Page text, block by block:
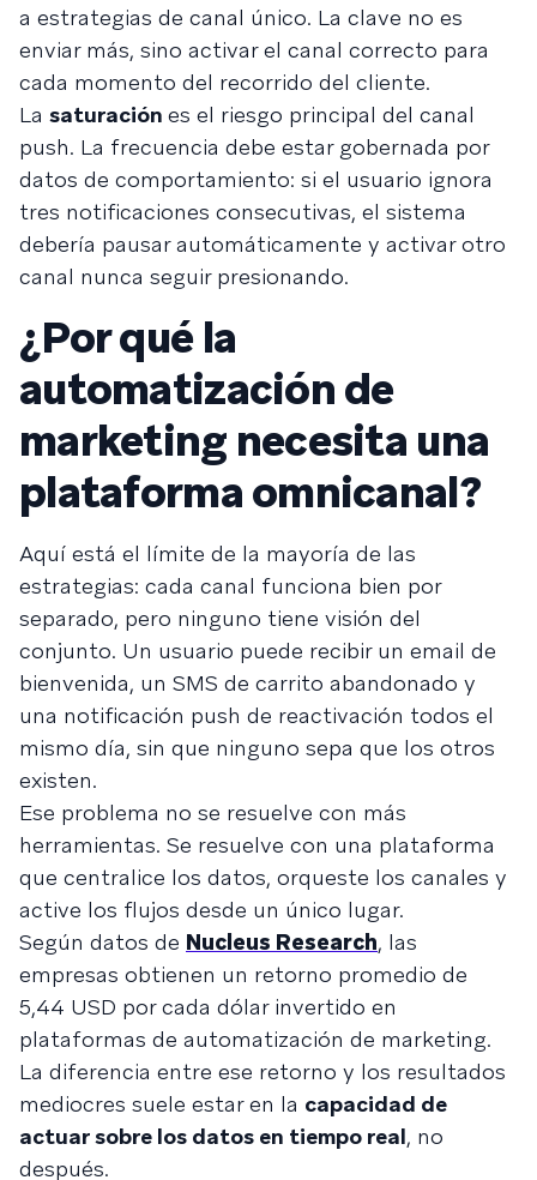
a estrategias de canal único. La clave no es
enviar más, sino activar el canal correcto para
cada momento del recorrido del cliente.
La saturación es el riesgo principal del canal
push. La frecuencia debe estar gobernada por
datos de comportamiento: si el usuario ignora
tres notificaciones consecutivas, el sistema
debería pausar automáticamente y activar otro
canal nunca seguir presionando.
¿Por qué la
automatización de
marketing necesita una
plataforma omnicanal?
Aquí está el límite de la mayoría de las
estrategias: cada canal funciona bien por
separado, pero ninguno tiene visión del
conjunto. Un usuario puede recibir un email de
bienvenida, un SMS de carrito abandonado y
una notificación push de reactivación todos el
mismo día, sin que ninguno sepa que los otros
existen.
Ese problema no se resuelve con más
herramientas. Se resuelve con una plataforma
que centralice los datos, orqueste los canales y
active los flujos desde un único lugar.
Según datos de Nucleus Research, las
empresas obtienen un retorno promedio de
5,44 USD por cada dólar invertido en
plataformas de automatización de marketing.
La diferencia entre ese retorno y los resultados
mediocres suele estar en la capacidad de
actuar sobre los datos en tiempo real, no
después.